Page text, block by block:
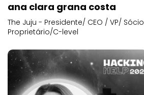
ana clara grana costa
The Juju - Presidente/ CEO / VP/ Sócio
Proprietário/C-level